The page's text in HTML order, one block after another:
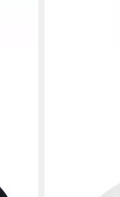
Schutzhelm
ab 28,11 €